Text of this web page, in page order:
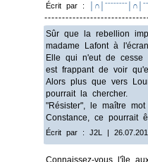
Écrit par :
Sûr que la rebellion
madame Lafont à
Elle qui n'eut de cesse
est frappant de voir
Alors plus que vers
pourrait la chercher.
"Résister", le maître
Constance, ce pourrait
Écrit par : J2L |
Connaissez-vous l'île